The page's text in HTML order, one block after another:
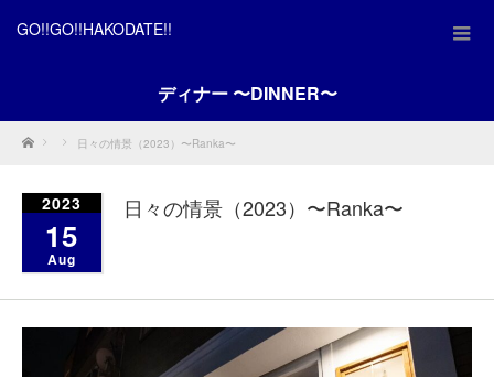
GO!!GO!!HAKODATE!!
ディナー 〜DINNER〜
Home 日々の情景（2023）〜Ranka〜
2023
15
Aug
日々の情景（2023）〜Ranka〜